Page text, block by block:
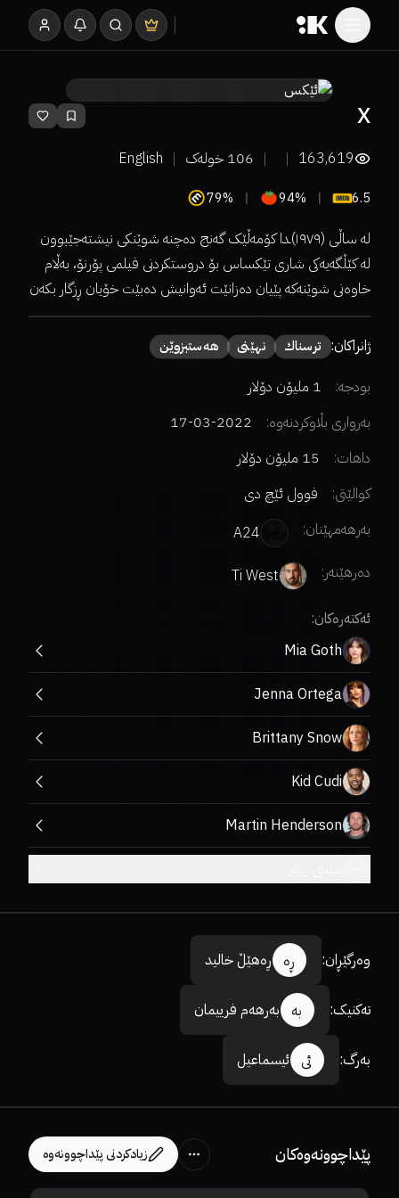
X
163,619
106 خولەک English
6.5
94%
79%
لە ساڵی (۱۹۷۹)ـدا کۆمەڵێک گەنج دەچنە شوێنکی نیشتەجێبوون
لە کێڵگەیەکی شاری تێکساس بۆ دروستکردنی فیلمی پۆرنۆ، بەڵام
خاوەنی شوێنەکە پێیان دەزانێت ئەوانیش دەبێت خۆیان ڕزگار بکەن
ژانراکان: ترسناك نهێنی هەستبزوێن
بودجە:
1 ملیۆن دۆلار
بەرواری بڵاوکردنەوە:
2022-03-17
داهات:
15 ملیۆن دۆلار
کوالێتی:
فوول ئێچ دی
بەرهەمهێنان:
A24
دەرهێنەر:
Ti West
ئەکتەرەکان:
Mia Goth
Jenna Ortega
Brittany Snow
Kid Cudi
Martin Henderson
وەرگێڕان: ڕە ڕەهێڵ خالید
تەکنیک: بە بەرهەم فرییمان
بەرگ: ئی ئیسماعیل
پێداچوونەوەکان زیادکردنی پێداچوونەوە